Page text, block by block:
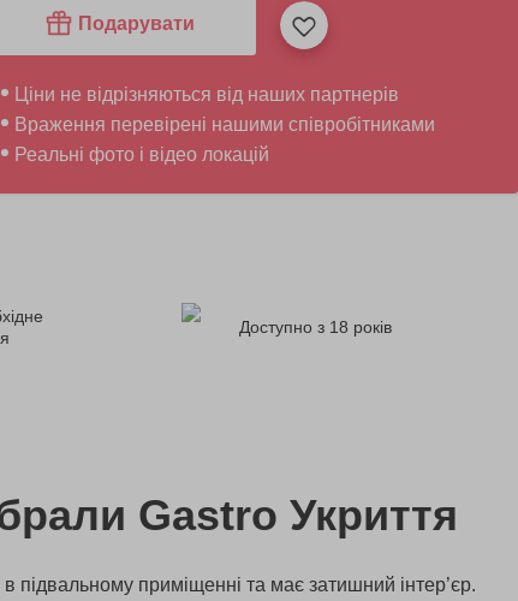
Подарувати
Ціни не відрізняються від наших партнерів
Враження перевірені нашими співробітниками
Реальні фото і відео локацій
Доступно з 18 років
Gastro Укриття
підвальному приміщенні та має затишний інтер’єр.